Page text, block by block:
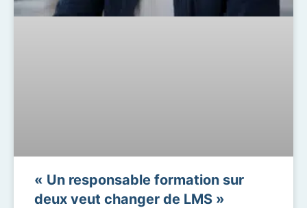
« Un responsable formation sur
deux veut changer de LMS »